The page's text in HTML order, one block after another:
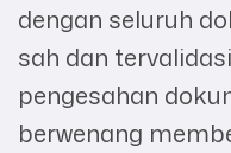
dengan seluruh
sah dan
pengesahan
berwenang